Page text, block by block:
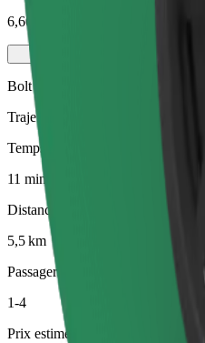
6,60 €
Bolt
Trajets fiables dans des voitures
Temps de trajet estimé
11 min
Distance estimée
5,5 km
Passagers
1-4
Prix estimé